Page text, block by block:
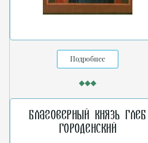
Подробнее
Благоверный князь Глеб
Городенский